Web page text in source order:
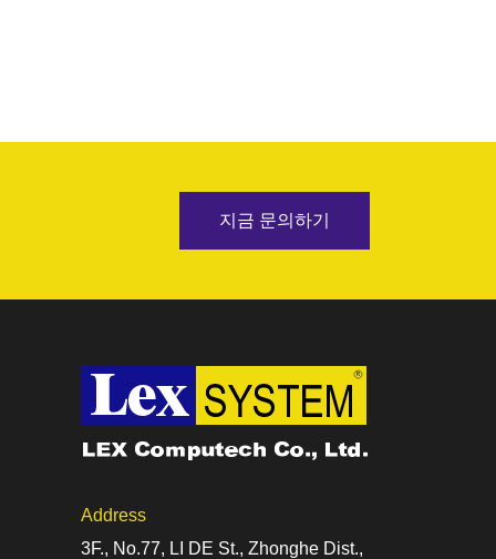
지금 문의하기
Address
3F., No.77, LI DE St., Zhonghe Dist.,